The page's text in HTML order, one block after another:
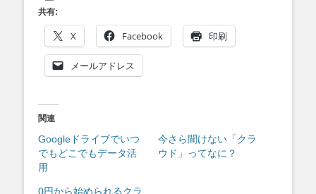
共有:
X Facebook 印刷
メールアドレス
関連
Googleドライブでいつ
でもどこでもデータ活
用
今さら聞けない「クラ
ウド」ってなに？
0円から始められるクラ